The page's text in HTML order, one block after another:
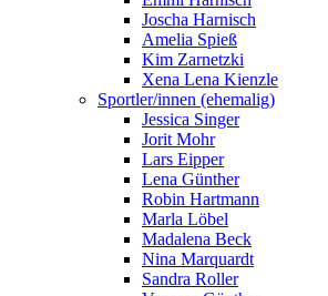
Joscha Harnisch
Amelia Spieß
Kim Zarnetzki
Xena Lena Kienzle
Sportler/innen (ehemalig)
Jessica Singer
Jorit Mohr
Lars Eipper
Lena Günther
Robin Hartmann
Marla Löbel
Madalena Beck
Nina Marquardt
Sandra Roller